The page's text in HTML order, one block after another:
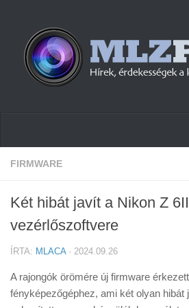
Hírek
Cikkek
Tudástár
FIRMWARE
Két hibát javít a Nikon Z
vezérlőszoftvere
ÍRTA: MLACA· 2024.09.26
A rajongók örömére új firmware
fényképezőgéphez, ami két olyan hibát